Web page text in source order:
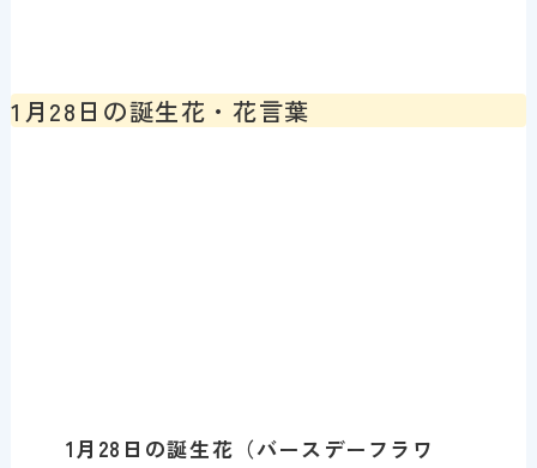
1月28日の誕生花・花言葉
1月 28 日の誕生花（バースデーフラワ